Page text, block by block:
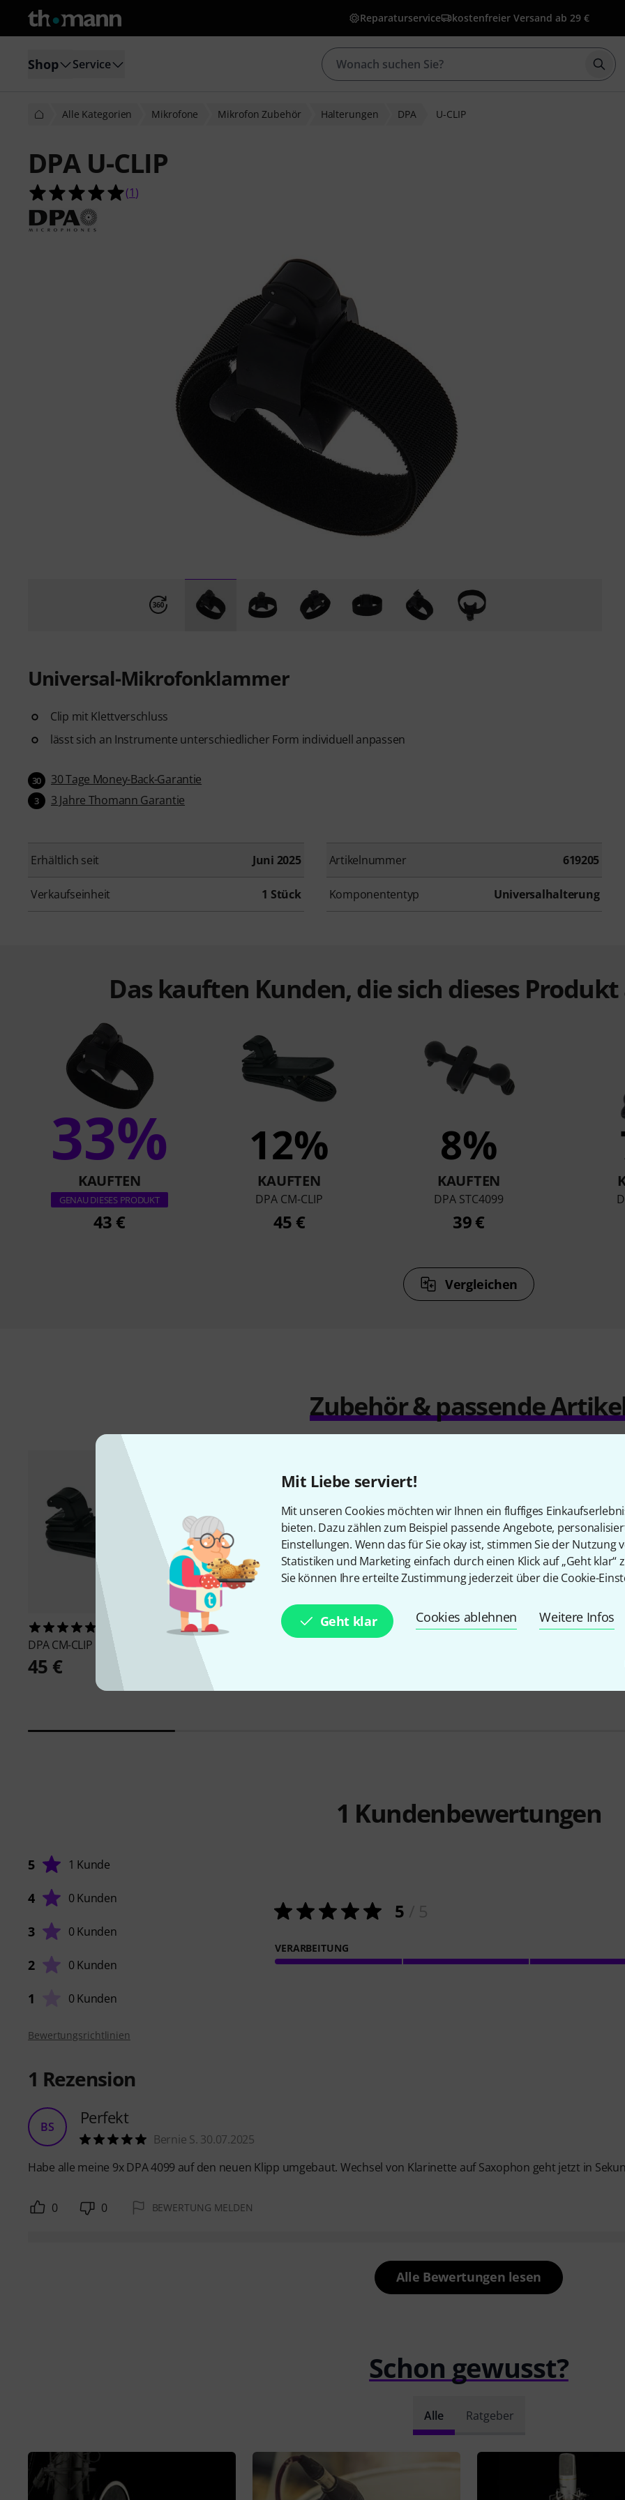
Mit Liebe serviert!
Mit unseren Cookies möchten wir Ihnen ein fluffiges
bieten. Dazu zählen zum Beispiel passende Angebote,
Einstellungen. Wenn das für Sie okay ist, stimmen Sie der Nutzung
Statistiken und Marketing einfach durch einen Klick auf „Geht klar“
Sie können Ihre erteilte Zustimmung jederzeit über die Cookie-
Geht klar Cookies ablehnen Weitere Infos
Reparaturservice kostenfreier Versand ab 29 €
Shop Service
Alle Kategorien Mikrofone Mikrofon Zubehör Halterungen DPA U-CLIP
DPA U-CLIP
5.0 von 5 Sternen aus 1 Kundenbewertungen
(1)
Universal-Mikrofonklammer
Clip mit Klettverschluss
lässt sich an Instrumente unterschiedlicher Form individuell anpassen
30 30 Tage Money-Back-Garantie
3 3 Jahre Thomann Garantie
Erhältlich seit Juni 2025 Artikelnummer 619205
Verkaufseinheit 1 Stück Komponententyp Universalhalterung
Das kauften Kunden, die sich dieses
33%
KAUFTEN
GENAU DIESES PRODUKT
43 €
12%
KAUFTEN
DPA CM-CLIP
45 €
8%
KAUFTEN
DPA STC4099
39 €
Vergleichen
Zubehör & passende
DPACM-CLIP
45 €
58
39 €
57
DPAD-CLIP
1 Kundenbewertungen
5 1 Kunde
4 0 Kunden
3 0 Kunden
2 0 Kunden
1 0 Kunden
5
VERARBEITUNG
Bewertungsrichtlinien
1 Rezension
BS Perfekt
Bernie S. 30.07.2025
Habe alle meine 9x DPA 4099 auf den neuen Klipp umgebaut. Wechsel von Klarinette auf Saxophon geht jetzt in
0 0 BEWERTUNG MELDEN
Alle Bewertungen lesen
Schon gewusst?
Alle Ratgeber